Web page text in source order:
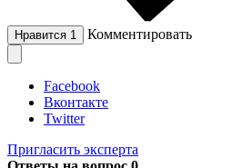
Нравится 1 Комментировать
Facebook
Вконтакте
Twitter
Пригласить эксперта